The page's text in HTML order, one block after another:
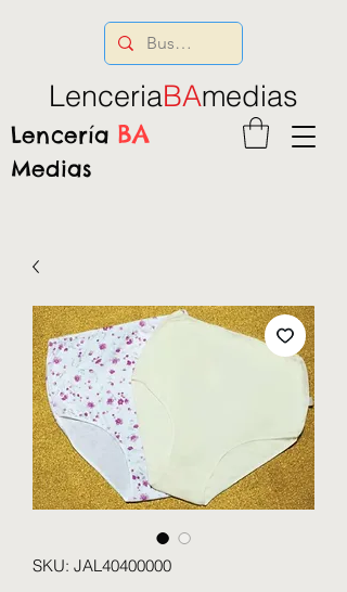
Lencería BA
Medias
LenceriaBAmedias
SKU: JAL40400000